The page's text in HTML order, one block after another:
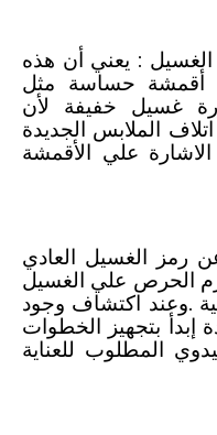
: يعني أن هذه
أقمشة حساسة مثل
غسيل خفيفة لأن
الملابس الجديدة
علي الأقمشة
رمز الغسيل العادي
الحرص علي الغسيل
.وعند اكتشاف وجود
إبدأ بتجهيز الخطوات
المطلوب للعناية